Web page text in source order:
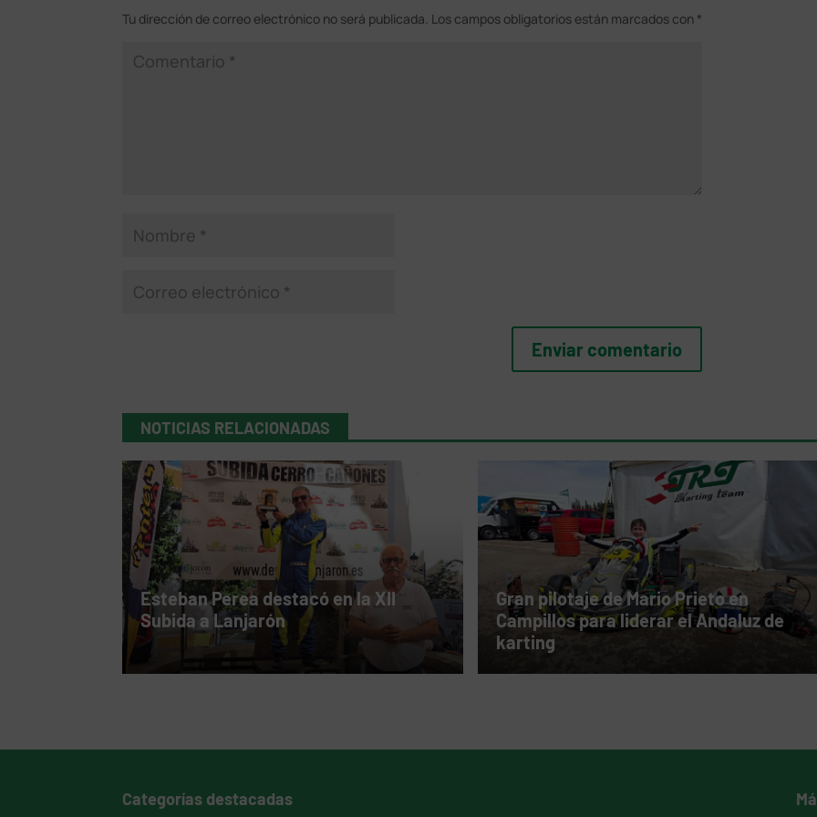
Tu dirección de correo electrónico no será publicada. Los campos obligatorios están marcados con *
NOTICIAS RELACIONADAS
Esteban Perea destacó en la XII
Subida a Lanjarón
Gran pilotaje de Mario Prieto en
Campillos para liderar el Andaluz de
karting
Categorías destacadas